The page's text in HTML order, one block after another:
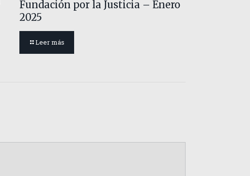
Fundación por la Justicia – Enero
2025
Leer más